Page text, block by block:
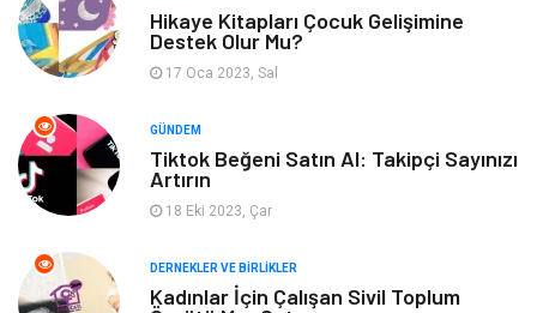
Organizasyon Metal Maden
Spor
Turizm
Hediyelik Eşya
Aksesuar Basın Yayın
Hikaye Kitapları Çocuk Gelişimine
Destek Olur Mu?
17 Oca 2023, Sal
GÜNDEM
Tiktok Beğeni Satın Al: Takipçi Sayınızı
Artırın
18 Eki 2023, Çar
DERNEKLER VE BIRLIKLER
Kadınlar İçin Çalışan Sivil Toplum